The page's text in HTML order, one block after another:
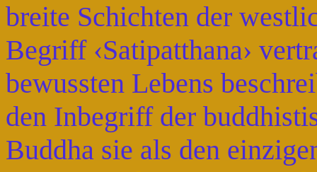
breite Schichten der
Begriff ‹Satipatthana›
bewussten Lebens
den Inbegriff der
Buddha sie als den